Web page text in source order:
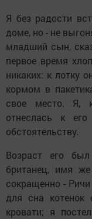
Я без радости
доме, но - не
младший сын,
первое время
никаких: к лотку
кормом в
свое место. Я,
отнеслась к
обстоятельству.
Возраст его
британец, имя же
сокращенно -
для сна
кровати; я